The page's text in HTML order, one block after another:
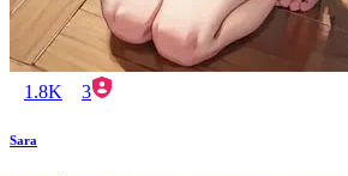
1.8K 3
Sara